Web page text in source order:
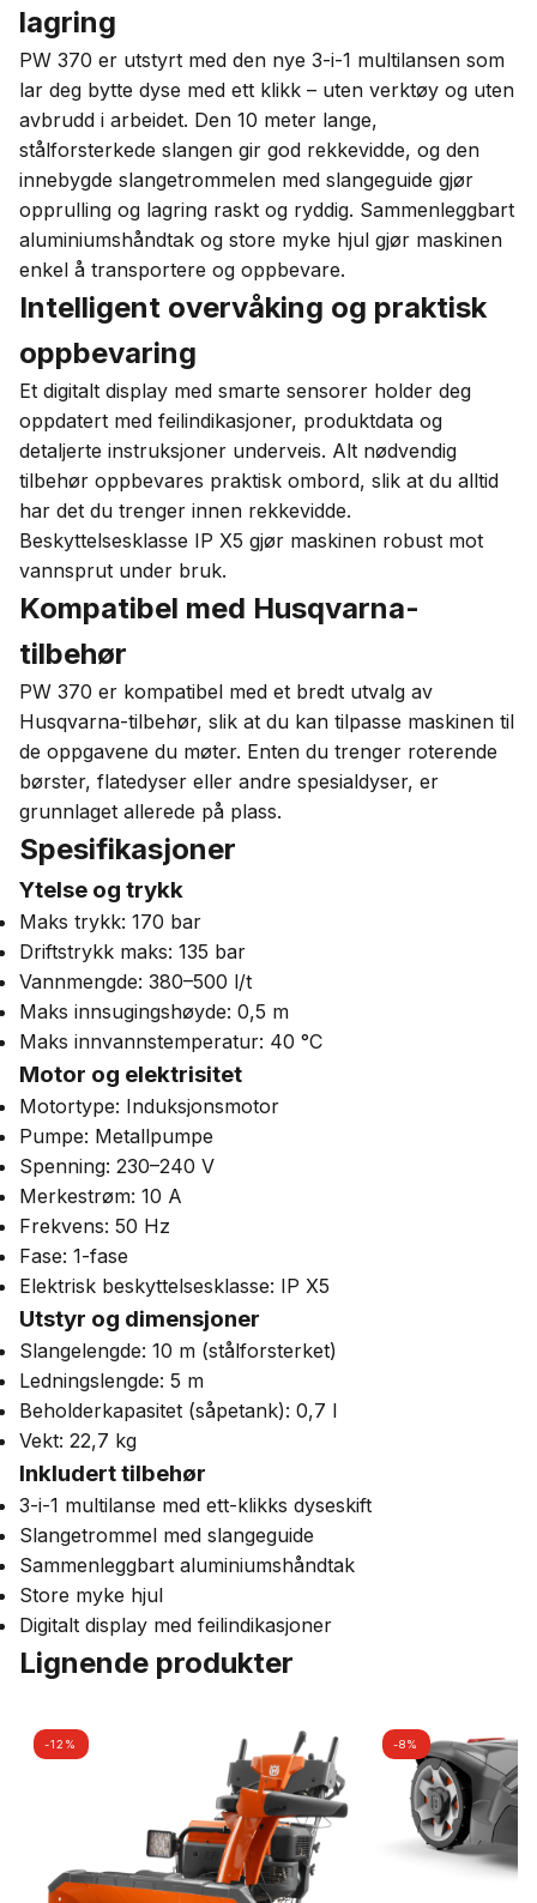
lagring
PW 370 er utstyrt med den nye 3-i-1 multilansen som
lar deg bytte dyse med ett klikk – uten verktøy og uten
avbrudd i arbeidet. Den 10 meter lange,
stålforsterkede slangen gir god rekkevidde, og den
innebygde slangetrommelen med slangeguide gjør
opprulling og lagring raskt og ryddig. Sammenleggbart
aluminiumshåndtak og store myke hjul gjør maskinen
enkel å transportere og oppbevare.
Intelligent overvåking og praktisk
oppbevaring
Et digitalt display med smarte sensorer holder deg
oppdatert med feilindikasjoner, produktdata og
detaljerte instruksjoner underveis. Alt nødvendig
tilbehør oppbevares praktisk ombord, slik at du alltid
har det du trenger innen rekkevidde.
Beskyttelsesklasse IP X5 gjør maskinen robust mot
vannsprut under bruk.
Kompatibel med Husqvarna-
tilbehør
PW 370 er kompatibel med et bredt utvalg av
Husqvarna-tilbehør, slik at du kan tilpasse maskinen til
de oppgavene du møter. Enten du trenger roterende
børster, flatedyser eller andre spesialdyser, er
grunnlaget allerede på plass.
Spesifikasjoner
Ytelse og trykk
Maks trykk: 170 bar
Driftstrykk maks: 135 bar
Vannmengde: 380–500 l/t
Maks innsugingshøyde: 0,5 m
Maks innvannstemperatur: 40 °C
Motor og elektrisitet
Motortype: Induksjonsmotor
Pumpe: Metallpumpe
Spenning: 230–240 V
Merkestrøm: 10 A
Frekvens: 50 Hz
Fase: 1-fase
Elektrisk beskyttelsesklasse: IP X5
Utstyr og dimensjoner
Slangelengde: 10 m (stålforsterket)
Ledningslengde: 5 m
Beholderkapasitet (såpetank): 0,7 l
Vekt: 22,7 kg
Inkludert tilbehør
3-i-1 multilanse med ett-klikks dyseskift
Slangetrommel med slangeguide
Sammenleggbart aluminiumshåndtak
Store myke hjul
Digitalt display med feilindikasjoner
Lignende produkter
-12% -8%